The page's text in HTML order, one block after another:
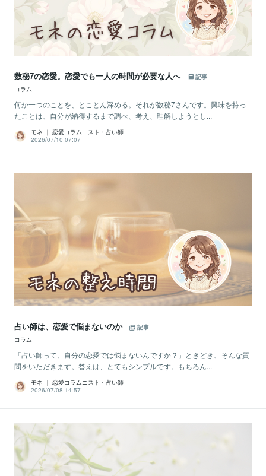
数秘7の恋愛。恋愛でも一人の時間が必要な人へ
記事
コラム
何か一つのことを、とことん深める。それが数秘7さんです。興味を持っ
たことは、自分が納得するまで調べ、考え、理解しようとし...
モネ ｜ 恋愛コラムニスト・占い師
2026/07/10 07:07
占い師は、恋愛で悩まないのか
記事
コラム
「占い師って、自分の恋愛では悩まないんですか？」ときどき、そんな質
問をいただきます。答えは、とてもシンプルです。もちろん...
モネ ｜ 恋愛コラムニスト・占い師
2026/07/08 14:57